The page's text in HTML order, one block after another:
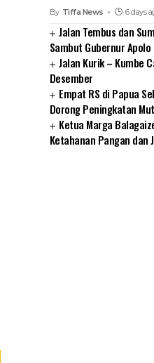
By Tiffa News 6 days
Jalan Tembus dan
Sambut Gubernur Apolo
Jalan Kurik – Kumbe
Desember
Empat RS di Papua
Dorong Peningkatan
Ketua Marga
Ketahanan Pangan dan